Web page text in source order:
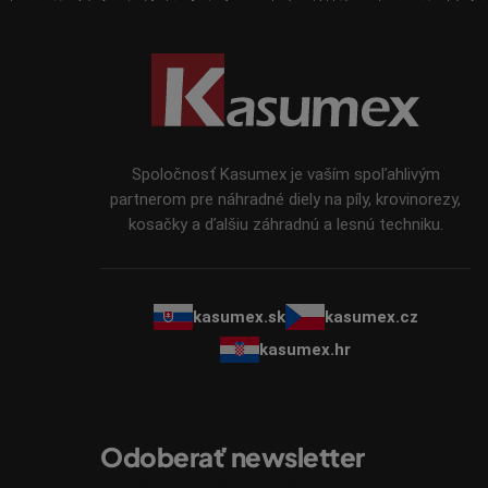
Spoločnosť Kasumex je vaším spoľahlivým
partnerom pre náhradné diely na píly, krovinorezy,
kosačky a ďalšiu záhradnú a lesnú techniku.
kasumex.sk
kasumex.cz
kasumex.hr
Odoberať newsletter